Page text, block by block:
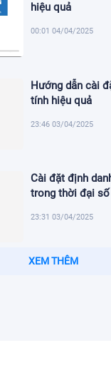
hiệu quả
00:01 04/04/2025
Hướng dẫn cài
tính hiệu quả
23:46 03/04/2025
Cài đặt định
trong thời đại số
23:31 03/04/2025